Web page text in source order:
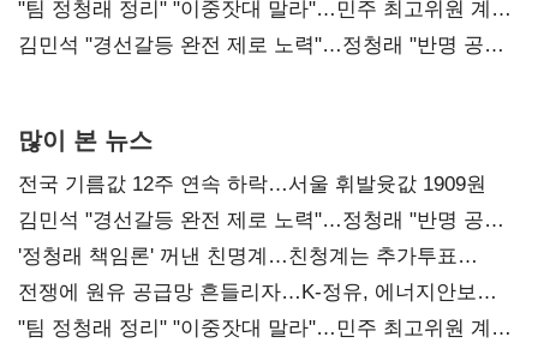
"팀 정청래 정리" "이중잣대 말라"…민주 최고위원 계파
다툼 격화
김민석 "경선갈등 완전 제로 노력"…정청래 "반명 공세
많이 본 뉴스
전국 기름값 12주 연속 하락…서울 휘발윳값 1909원
김민석 "경선갈등 완전 제로 노력"…정청래 "반명 공세
사과부터"
'정청래 책임론' 꺼낸 친명계…친청계는 추가투표
때리기
전쟁에 원유 공급망 흔들리자…K-정유, 에너지안보
핵심으로 재부상
"팀 정청래 정리" "이중잣대 말라"…민주 최고위원 계파